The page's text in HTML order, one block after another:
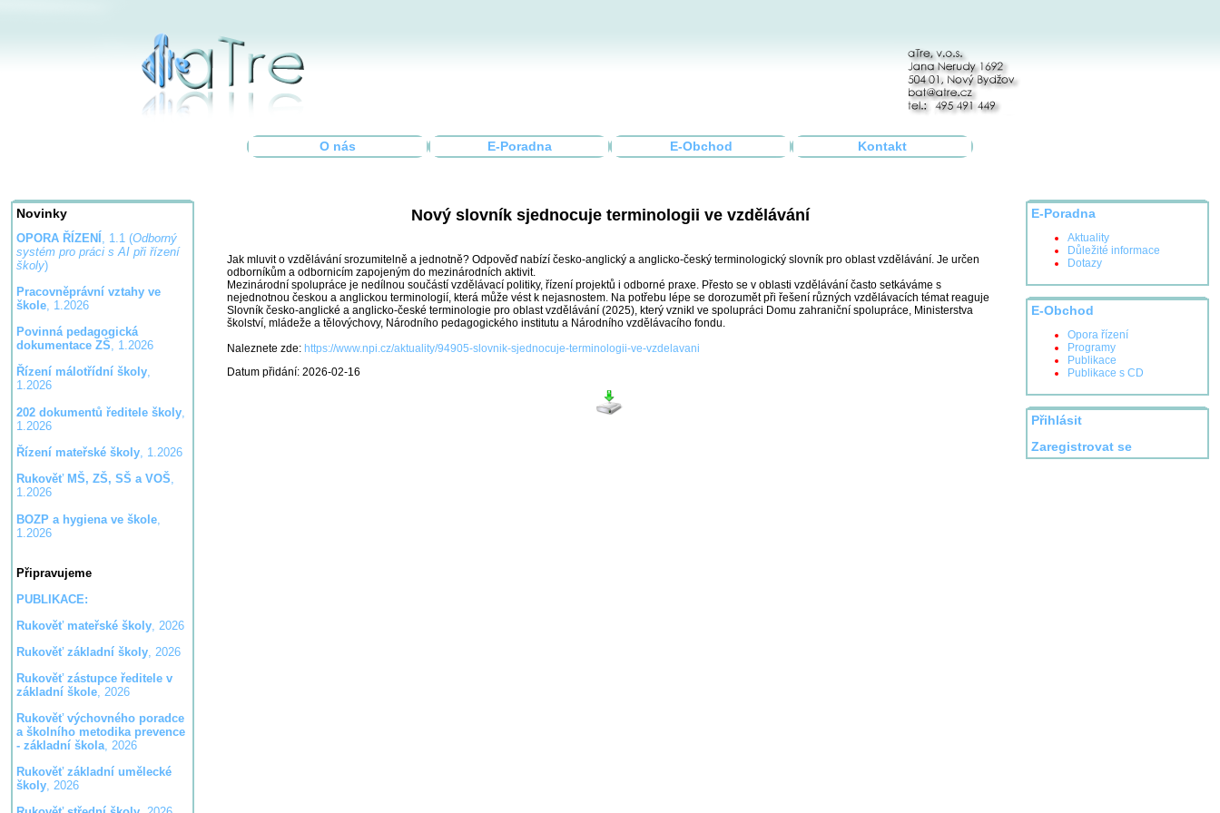
O nás E-Poradna E-Obchod Kontakt
Novinky
OPORA ŘÍZENÍ , 1.1 (Odborný
systém pro práci s AI při řízení
školy)
Pracovněprávní vztahy ve
škole, 1.2026
Povinná pedagogická
dokumentace ZŠ, 1.2026
Řízení málotřídní školy,
1.2026
202 dokumentů ředitele školy,
1.2026
Řízení mateřské školy, 1.2026
Rukověť MŠ, ZŠ, SŠ a VOŠ,
1.2026
BOZP a hygiena ve škole,
1.2026
Připravujeme
PUBLIKACE:
Rukověť mateřské školy, 2026
Rukověť základní školy, 2026
Rukověť zástupce ředitele v
základní škole, 2026
Rukověť výchovného poradce
a školního metodika prevence
- základní škola, 2026
Rukověť základní umělecké
školy, 2026
E-Poradna
Aktuality
Důležité informace
Dotazy
E-Obchod
Opora řízení
Programy
Publikace
Publikace s CD
Přihlásit
Zaregistrovat se
Nový slovník sjednocuje terminologii ve vzdělávání
Jak mluvit o vzdělávání srozumitelně a jednotně? Odpověď nabízí česko-anglický a anglicko-český terminologický slovník pro oblast vzdělávání. Je určen
odborníkům a odbornicím zapojeným do mezinárodních aktivit.
Mezinárodní spolupráce je nedílnou součástí vzdělávací politiky, řízení projektů i odborné praxe. Přesto se v oblasti vzdělávání často setkáváme s
nejednotnou českou a anglickou terminologií, která může vést k nejasnostem. Na potřebu lépe se dorozumět při řešení různých vzdělávacích témat reaguje
Slovník česko-anglické a anglicko-české terminologie pro oblast vzdělávání (2025), který vznikl ve spolupráci Domu zahraniční spolupráce, Ministerstva
školství, mládeže a tělovýchovy, Národního pedagogického institutu a Národního vzdělávacího fondu.
Naleznete zde: https://www.npi.cz/aktuality/94905-slovnik-sjednocuje-terminologii-ve-vzdelavani
Datum přidání: 2026-02-16